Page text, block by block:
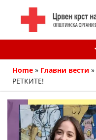
Home » Главни вести »
РЕТКИТЕ!